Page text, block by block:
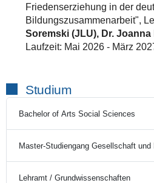
Friedenserziehung in der
Bildungszusammenarbeit",
Soremski (JLU), Dr.
Laufzeit: Mai 2026 - März
Studium
Bachelor of Arts Social Sciences
Master-Studiengang Gesellschaft und
Lehramt / Grundwissenschaften